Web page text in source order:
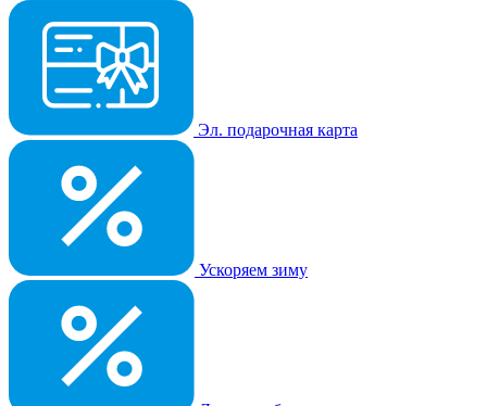
Эл. подарочная карта
Ускоряем зиму